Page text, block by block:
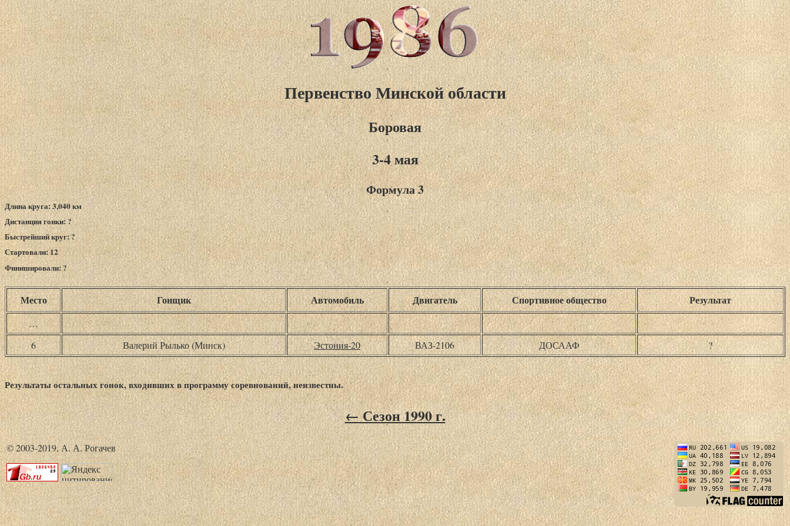
Первенство Минской области
Боровая
3-4 мая
Формула 3
Длина круга: 3,040 км
Дистанция гонки: ?
Быстрейший круг: ?
Стартовали: 12
Финишировали: ?
Место Гонщик Автомобиль Двигатель Спортивное общество Результат
…
6
Валерий Рылько (Минск) Эстония-20 ВАЗ-2106 ДОСААФ ?
Результаты остальных гонок, входивших в программу соревнований, неизвестны.
← Сезон 1990 г.